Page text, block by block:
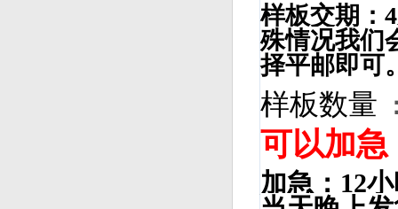
样板交期：
殊情况我们
择平邮即可
样板数量
可以加急
加急 ：12